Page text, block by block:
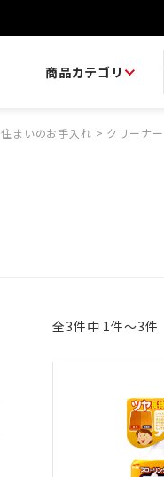
商品カテゴリ
住まいのお手入れ > クリーナー
全3件中 1件～3件